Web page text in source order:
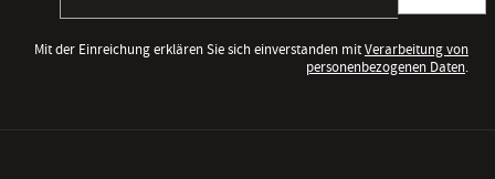
Mit der Einreichung erklären Sie sich einverstanden mitVerarbeitung von
personenbezogenen Daten.